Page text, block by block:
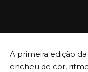
A primeira edição
encheu de cor,